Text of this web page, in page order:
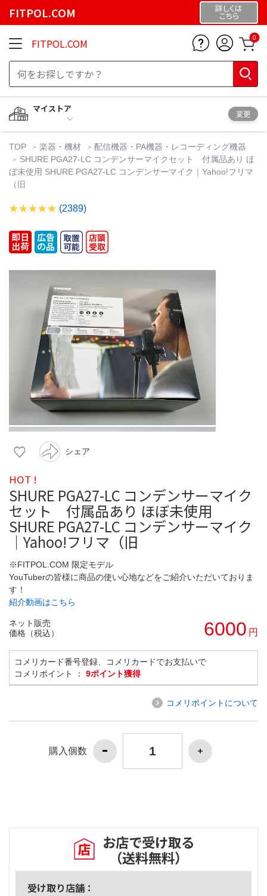
FITPOL.COM 詳しくは
こちら
FITPOL.COM 0
マイストア
変更
TOP 楽器・機材
配信機器・PA機器・レコーディング機器
SHURE PGA27-LC コンデンサーマイクセット 付属品あり ほ
ぼ未使用 SHURE PGA27-LC コンデンサーマイク｜Yahoo!フリマ
（旧
(2389)
シェア
HOT !
SHURE PGA27-LC コンデンサーマイク
セット 付属品あり ほぼ未使用
SHURE PGA27-LC コンデンサーマイク
｜Yahoo!フリマ（旧
※FITPOL.COM 限定モデル
YouTuberの皆様に商品の使い心地などをご紹介いただいておりま
す！
紹介動画はこちら
ネット販売
価格（税込）
6000 円
コメリカード番号登録、コメリカードでお支払いで
コメリポイント ： 9ポイント獲得
コメリポイントについて
購入個数
お店で受け取る
（送料無料）
受け取り店舗：